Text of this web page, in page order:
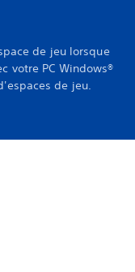
de jeu lorsque
votre PC Windows®
de jeu.